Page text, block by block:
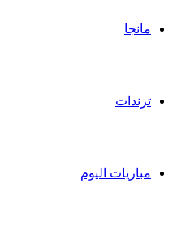
مانجا
ترندات
مباريات اليوم